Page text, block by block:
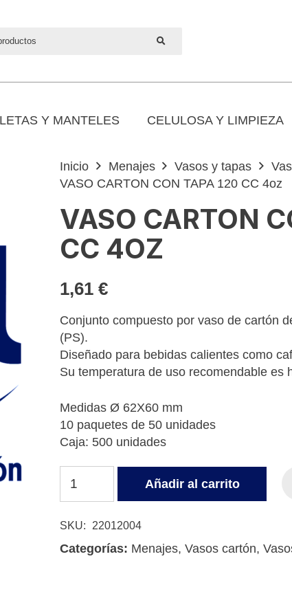
Y MANTELES CELULOSA Y LIMPIEZA
Inicio Menajes Vasos y tapas
VASO CARTON CON TAPA 120 CC 4oz
VASO CARTON
CC 4OZ
1,61 €
Conjunto compuesto por vaso de cartón
(PS).
Diseñado para bebidas calientes como
Su temperatura de uso recomendable es
Medidas Ø 62X60 mm
10 paquetes de 50 unidades
Caja: 500 unidades
CARTON
TAPA
120
Añadir al carrito
SKU: 22012004
Categorías: Menajes, Vasos cartón,